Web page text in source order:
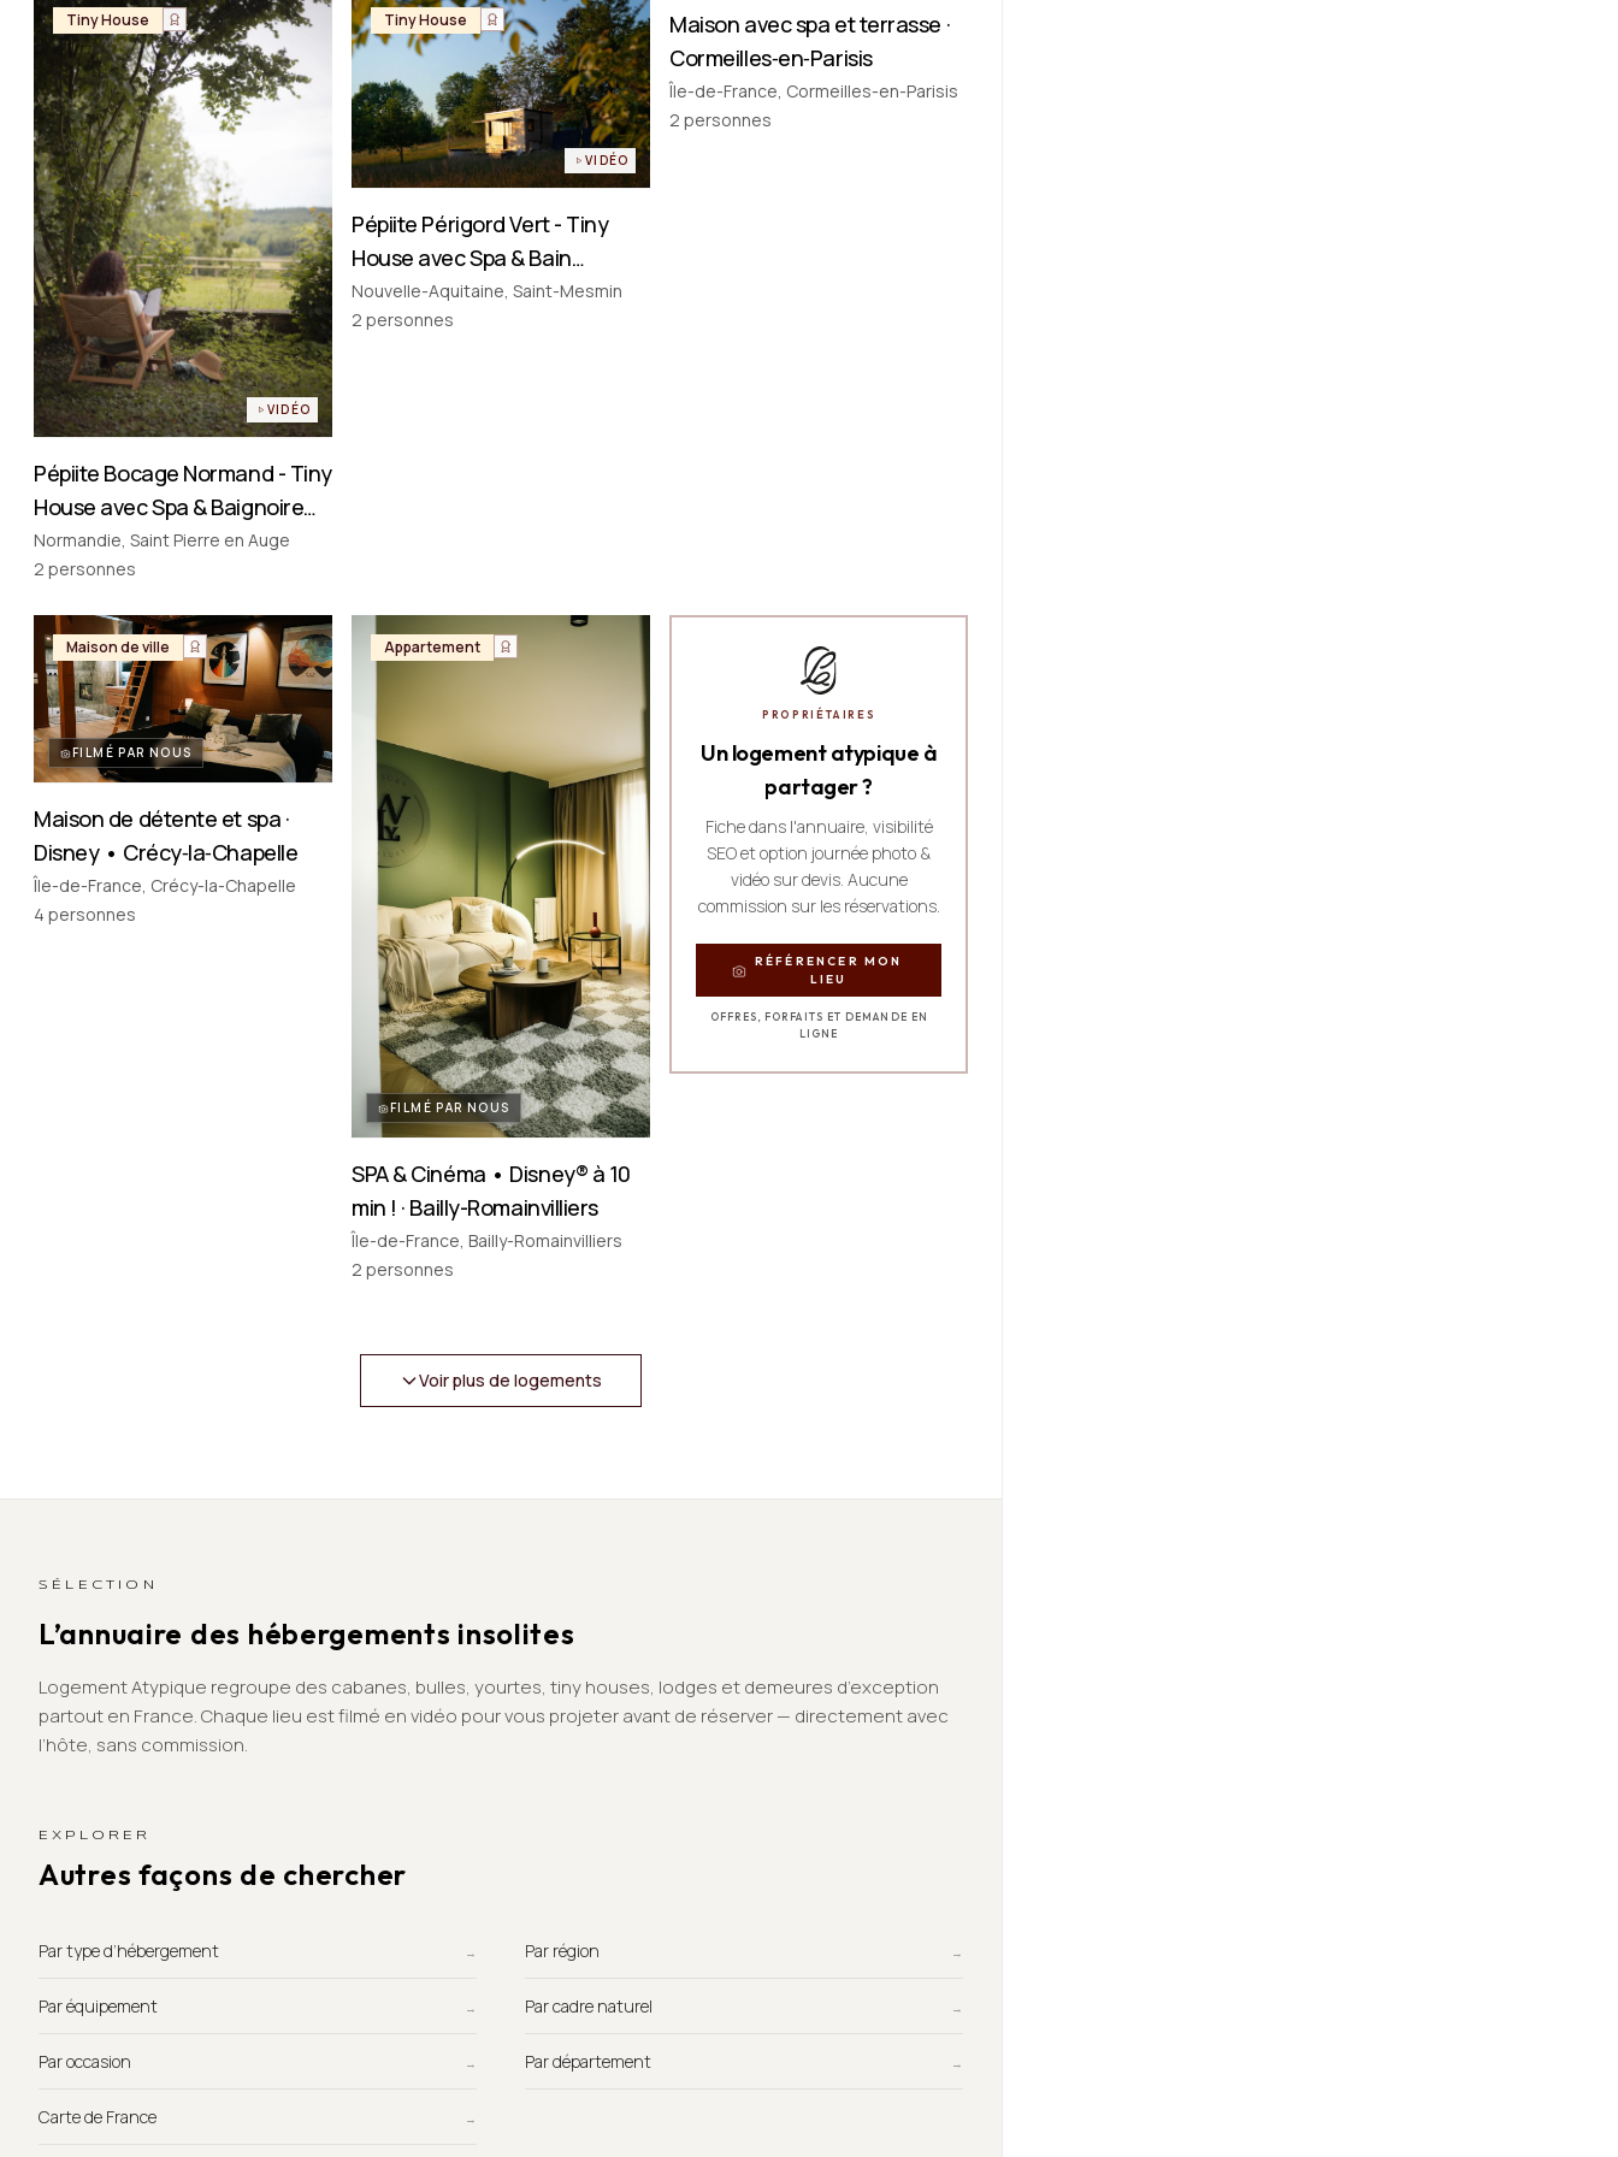
Tiny House
VIDÉO
Pépiite Bocage Normand - Tiny
House avec Spa & Baignoire
Vintage en Normandie
Normandie, Saint Pierre en Auge
2 personnes
Tiny House
VIDÉO
Pépiite Périgord Vert - Tiny
House avec Spa & Bain
Nordique en Dordogne
Nouvelle-Aquitaine, Saint-Mesmin
2 personnes
Maison de ville
Maison avec spa et terrasse ·
Cormeilles‑en‑Parisis
Île-de-France, Cormeilles-en-Parisis
2 personnes
Maison de ville
FILMÉ PAR NOUS
Maison de détente et spa ·
Disney • Crécy‑la‑Chapelle
Île-de-France, Crécy-la-Chapelle
4 personnes
Appartement
FILMÉ PAR NOUS
SPA & Cinéma • Disney® à 10
min ! · Bailly-Romainvilliers
Île-de-France, Bailly-Romainvilliers
2 personnes
PROPRIÉTAIRES
Un logement atypique à
partager ?
Fiche dans l'annuaire, visibilité
SEO et option journée photo &
vidéo sur devis. Aucune
commission sur les réservations.
RÉFÉRENCER MON
LIEU
OFFRES, FORFAITS ET DEMANDE EN
LIGNE
Voir plus de logements
SÉLECTION
L’annuaire des hébergements insolites
Logement Atypique regroupe des cabanes, bulles, yourtes, tiny houses, lodges et demeures d’exception
partout en France. Chaque lieu est filmé en vidéo pour vous projeter avant de réserver — directement avec
l’hôte, sans commission.
EXPLORER
Autres façons de chercher
Par type d’hébergement → Par région →
Par équipement → Par cadre naturel →
Par occasion → Par département →
Carte de France →